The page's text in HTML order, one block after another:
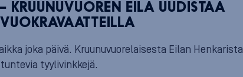
KRUUNUVUOREN EILA UUDISTAA
joka päivä. Kruunuvuorelaisesta Eilan Henkarista
tyylivinkkejä.